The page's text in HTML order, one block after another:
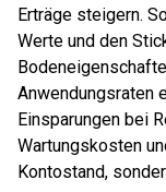
Erträge steigern.
Werte und den
Anwendungsraten
Einsparungen bei
Wartungskosten
Kontostand,